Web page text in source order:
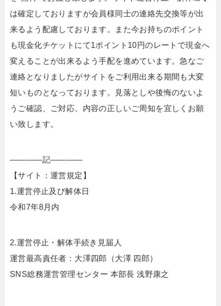
は確定しておりますが会員様同士の連絡先交換等が出
来るよう配慮しております。また今お持ちのポイント
も現金化チケットにて1ポイント10円のレートで現金へ
変えることが出来るよう手配を進めています。急なご
連絡となりましたがサイトをご利用出来る期間も大変
短いものとなっております。見落としや後悔のないよ
うご確認、ご対応、内容の正しいご周知を宜しくお願
い致します。
————記————
【サイト：運営規定】
1.運営停止及び解体日
令和7年8月内
2.運営停止・解体手続き見届人
運営最高責任者：大澤四郎（大澤 四郎）
SNS総務運営管理センター 本部長 浅野康之